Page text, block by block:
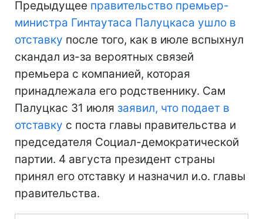
Предыдущее правительство премьер-
министра Гинтаутаса Палуцкаса ушло в
отставку после того, как в июле вспыхнул
скандал из-за вероятных связей
премьера с компанией, которая
принадлежала его родственнику. Сам
Палуцкас 31 июля заявил, что подает в
отставку с поста главы правительства и
председателя Социал-демократической
партии. 4 августа президент страны
принял его отставку и назначил и.о. главы
правительства.